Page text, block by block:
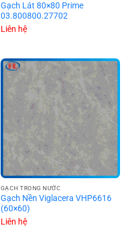
Gạch Lát 80×80 Prime
03.800800.27702
Liên hệ
GẠCH TRONG NƯỚC
Gạch Nền Viglacera VHP6616
(60×60)
Liên hệ